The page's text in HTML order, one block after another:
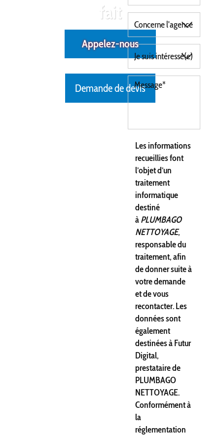
fait
Appelez-nous
Demande de devis
Les informations
recueillies font
l’objet d’un
traitement
informatique
destiné
àPLUMBAGO
NETTOYAGE,
responsable du
traitement, afin
de donner suite à
votre demande
et de vous
recontacter. Les
données sont
également
destinées à Futur
Digital,
prestataire de
PLUMBAGO
NETTOYAGE.
Conformément à
la
réglementation